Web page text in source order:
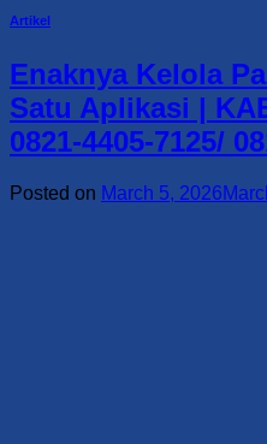
Artikel
Enaknya Kelola
Satu Aplikasi |
0821-4405-7125/
Posted on March 5, 2026